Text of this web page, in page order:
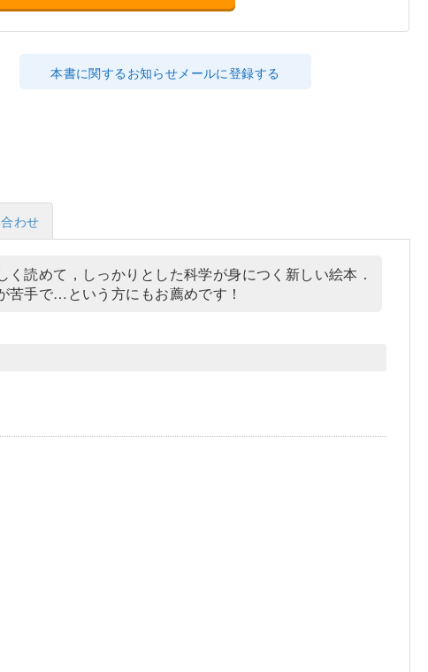
本書に関するお知らせメールに登録する
わせ
読めて，しっかりとした科学が身につく新しい絵本．
苦手で…という方にもお薦めです！